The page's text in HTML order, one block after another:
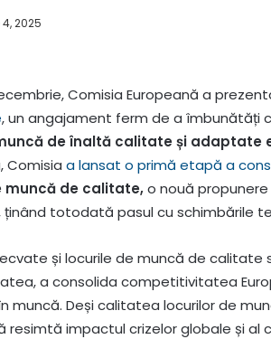
2025
Comisia Europeană a
, un angajament ferm de a îmbunătăți
de înaltă calitate și adaptate
Comisia a lansat o primă etapă a
muncă de calitate,o nouă
ținând totodată pasul cu schimbările
și locurile de muncă de calitate
a consolida competitivitatea
muncă. Deși calitatea locurilor de
resimtă impactul crizelor globale și al